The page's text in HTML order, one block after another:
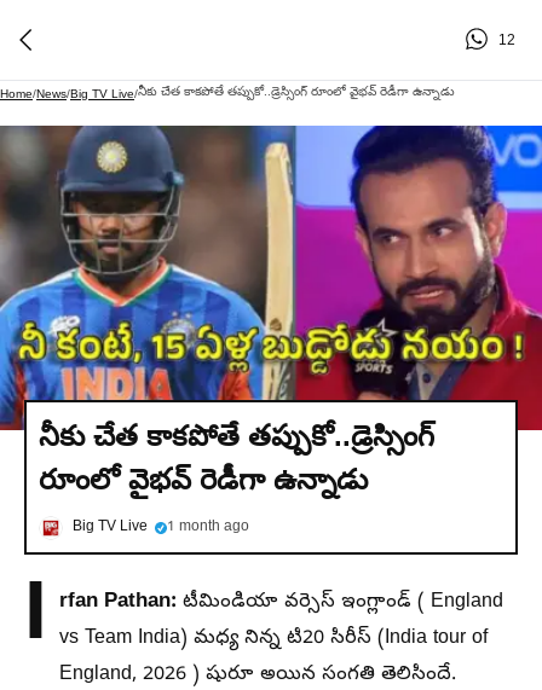
12
Home/News/Big TV Live/నీకు చేత కాకపోతే తప్పుకో..డ్రెస్సింగ్ రూంలో వైభవ్ రెడీగా ఉన్నాడు
నీకు చేత కాకపోతే తప్పుకో..డ్రెస్సింగ్
రూంలో వైభవ్ రెడీగా ఉన్నాడు
Big TV Live 1 month ago
I rfan Pathan: టీమిండియా వర్సెస్ ఇంగ్లాండ్ ( England
vs Team India) మధ్య నిన్న టి20 సిరీస్ (India tour of
England, 2026 ) షురూ అయిన సంగతి తెలిసిందే.